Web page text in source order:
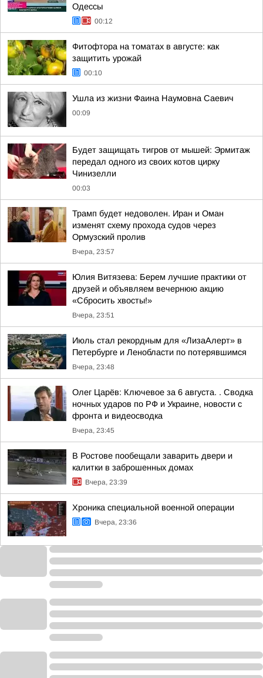
Одессы
00:12
Фитофтора на томатах в августе: как
защитить урожай
00:10
Ушла из жизни Фаина Наумовна Саевич
00:09
Будет защищать тигров от мышей: Эрмитаж
передал одного из своих котов цирку
Чинизелли
00:03
Трамп будет недоволен. Иран и Оман
изменят схему прохода судов через
Ормузский пролив
Вчера, 23:57
Юлия Витязева: Берем лучшие практики от
друзей и объявляем вечернюю акцию
«Сбросить хвосты!»
Вчера, 23:51
Июль стал рекордным для «ЛизаАлерт» в
Петербурге и Ленобласти по потерявшимся
Вчера, 23:48
Олег Царёв: Ключевое за 6 августа. . Сводка
ночных ударов по РФ и Украине, новости с
фронта и видеосводка
Вчера, 23:45
В Ростове пообещали заварить двери и
калитки в заброшенных домах
Вчера, 23:39
Хроника специальной военной операции
Вчера, 23:36